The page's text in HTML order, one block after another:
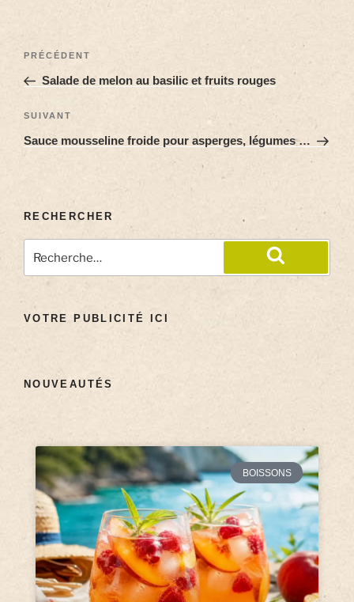
PRÉCÉDENT
Salade de melon au basilic et fruits rouges
SUIVANT
Sauce mousseline froide pour asperges, légumes …
RECHERCHER
VOTRE PUBLICITÉ ICI
NOUVEAUTÉS
BOISSONS